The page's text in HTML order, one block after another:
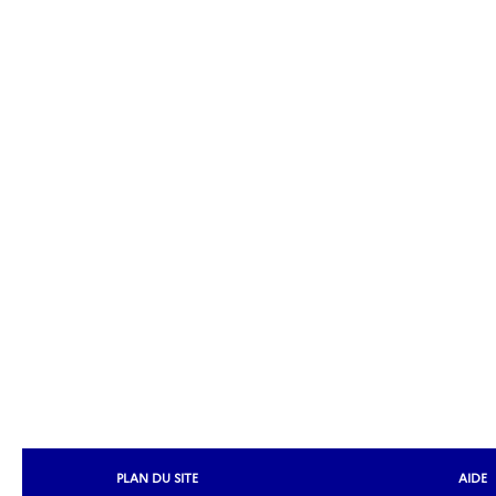
PLAN DU SITE AIDE